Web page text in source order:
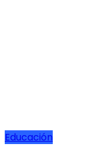
Educación